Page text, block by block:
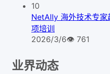
10
NetAlly 海外技术专家
项培训
2026/3/6👁 761
业界动态